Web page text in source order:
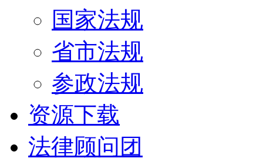
国家法规
省市法规
参政法规
资源下载
法律顾问团